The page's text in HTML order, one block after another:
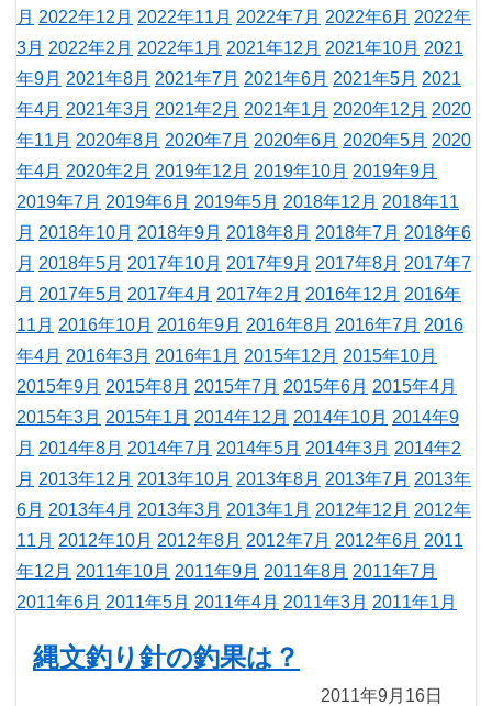
月 2022年12月 2022年11月 2022年7月 2022年6月 2022年
3月 2022年2月 2022年1月 2021年12月 2021年10月 2021
年9月 2021年8月 2021年7月 2021年6月 2021年5月 2021
年4月 2021年3月 2021年2月 2021年1月 2020年12月 2020
年11月 2020年8月 2020年7月 2020年6月 2020年5月 2020
年4月 2020年2月 2019年12月 2019年10月 2019年9月
2019年7月 2019年6月 2019年5月 2018年12月 2018年11
月 2018年10月 2018年9月 2018年8月 2018年7月 2018年6
月 2018年5月 2017年10月 2017年9月 2017年8月 2017年7
月 2017年5月 2017年4月 2017年2月 2016年12月 2016年
11月 2016年10月 2016年9月 2016年8月 2016年7月 2016
年4月 2016年3月 2016年1月 2015年12月 2015年10月
2015年9月 2015年8月 2015年7月 2015年6月 2015年4月
2015年3月 2015年1月 2014年12月 2014年10月 2014年9
月 2014年8月 2014年7月 2014年5月 2014年3月 2014年2
月 2013年12月 2013年10月 2013年8月 2013年7月 2013年
6月 2013年4月 2013年3月 2013年1月 2012年12月 2012年
11月 2012年10月 2012年8月 2012年7月 2012年6月 2011
年12月 2011年10月 2011年9月 2011年8月 2011年7月
2011年6月 2011年5月 2011年4月 2011年3月 2011年1月
縄文釣り針の釣果は？
2011年9月16日